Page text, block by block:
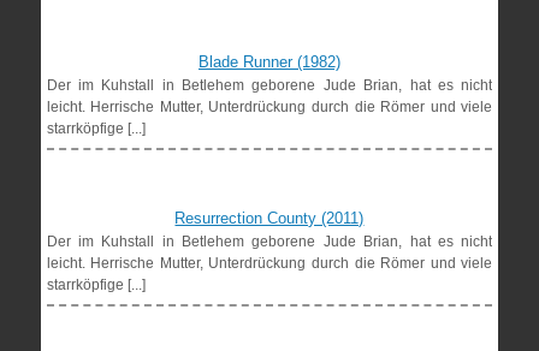
Blade Runner (1982)
Der im Kuhstall in Betlehem geborene Jude Brian, hat es nicht
leicht. Herrische Mutter, Unterdrückung durch die Römer und viele
starrköpfige [...]
Resurrection County (2011)
Der im Kuhstall in Betlehem geborene Jude Brian, hat es nicht
leicht. Herrische Mutter, Unterdrückung durch die Römer und viele
starrköpfige [...]